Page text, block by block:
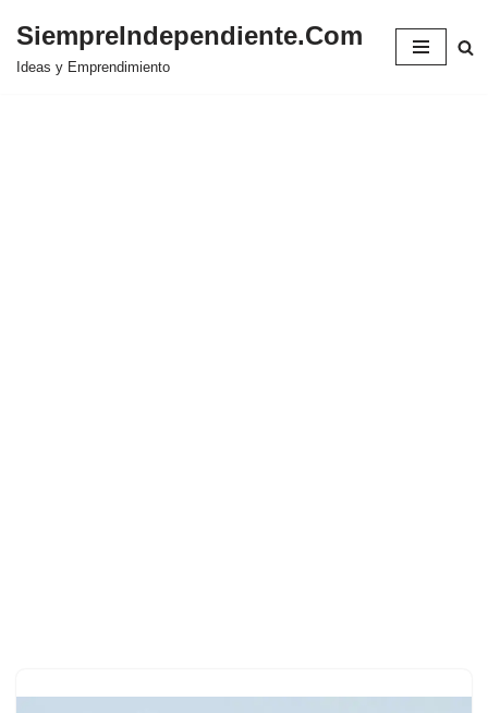
Saltar
SiempreIndependiente.Com
Ideas y Emprendimiento